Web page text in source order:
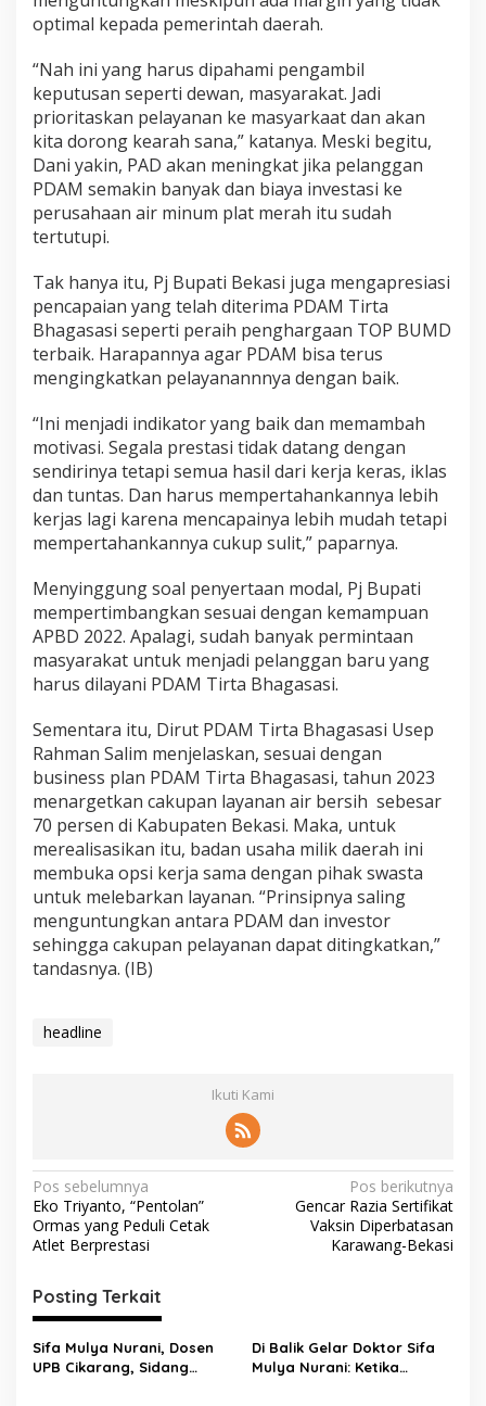
optimal kepada pemerintah daerah.
“Nah ini yang harus dipahami pengambil
keputusan seperti dewan, masyarakat. Jadi
prioritaskan pelayanan ke masyarkaat dan akan
kita dorong kearah sana,” katanya. Meski begitu,
Dani yakin, PAD akan meningkat jika pelanggan
PDAM semakin banyak dan biaya investasi ke
perusahaan air minum plat merah itu sudah
tertutupi.
Tak hanya itu, Pj Bupati Bekasi juga mengapresiasi
pencapaian yang telah diterima PDAM Tirta
Bhagasasi seperti peraih penghargaan TOP BUMD
terbaik. Harapannya agar PDAM bisa terus
mengingkatkan pelayanannnya dengan baik.
“Ini menjadi indikator yang baik dan memambah
motivasi. Segala prestasi tidak datang dengan
sendirinya tetapi semua hasil dari kerja keras, iklas
dan tuntas. Dan harus mempertahankannya lebih
kerjas lagi karena mencapainya lebih mudah tetapi
mempertahankannya cukup sulit,” paparnya.
Menyinggung soal penyertaan modal, Pj Bupati
mempertimbangkan sesuai dengan kemampuan
APBD 2022. Apalagi, sudah banyak permintaan
masyarakat untuk menjadi pelanggan baru yang
harus dilayani PDAM Tirta Bhagasasi.
Sementara itu, Dirut PDAM Tirta Bhagasasi Usep
Rahman Salim menjelaskan, sesuai dengan
business plan PDAM Tirta Bhagasasi, tahun 2023
menargetkan cakupan layanan air bersih sebesar
70 persen di Kabupaten Bekasi. Maka, untuk
merealisasikan itu, badan usaha milik daerah ini
membuka opsi kerja sama dengan pihak swasta
untuk melebarkan layanan. “Prinsipnya saling
menguntungkan antara PDAM dan investor
sehingga cakupan pelayanan dapat ditingkatkan,”
tandasnya. (IB)
headline
Ikuti Kami
Pos sebelumnya
Eko Triyanto, “Pentolan”
Ormas yang Peduli Cetak
Atlet Berprestasi
Pos berikutnya
Gencar Razia Sertifikat
Vaksin Diperbatasan
Karawang-Bekasi
Posting Terkait
Sifa Mulya Nurani, Dosen
UPB Cikarang, Sidang
Di Balik Gelar Doktor Sifa
Mulya Nurani: Ketika